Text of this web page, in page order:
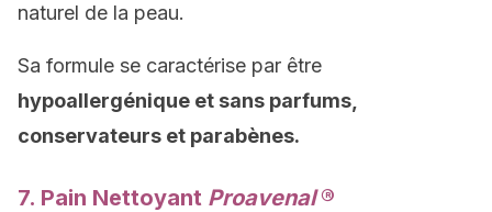
naturel de la peau.
Sa formule se caractérise par être
hypoallergénique et sans parfums,
conservateurs et parabènes.
7. Pain Nettoyant Proavenal®